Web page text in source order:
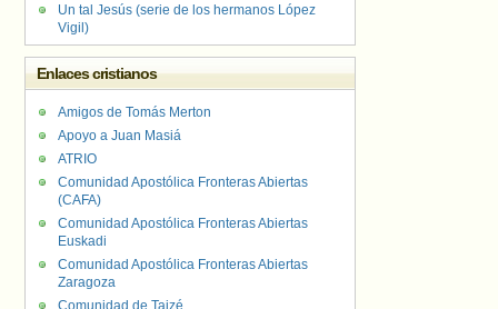
Un tal Jesús (serie de los hermanos López
Vigil)
Enlaces cristianos
Amigos de Tomás Merton
Apoyo a Juan Masiá
ATRIO
Comunidad Apostólica Fronteras Abiertas
(CAFA)
Comunidad Apostólica Fronteras Abiertas
Euskadi
Comunidad Apostólica Fronteras Abiertas
Zaragoza
Comunidad de Taizé